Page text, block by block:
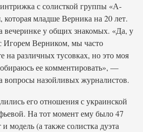
с солисткой группы «А-
которая младше Верника на 20 лет.
вечеринке у общих знакомых. «Да, у
Игорем Верником, мы часто
на различных тусовках, но это моя
ее комментировать», —
вопросы назойливых журналистов.
его отношения с украинской
На тот момент ему было 47
модель (а также солистка дуэта